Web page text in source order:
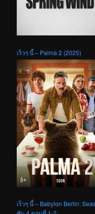
เร็วๆ นี้ – Palma 2 (2025)
เร็วๆ นี้ – Babylon Berlin: